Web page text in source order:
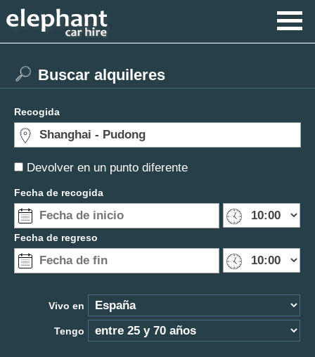
Devolver en un punto diferente
Buscar alquileres
Recogida
Fecha de recogida
Fecha de regreso
Vivo en
Tengo